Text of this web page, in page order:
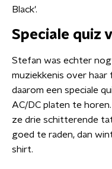
Black'.
Speciale quiz
Stefan was echter
muziekkenis over
daarom een speciale
AC/DC platen te
ze drie schitterende
goed te raden, dan
shirt.